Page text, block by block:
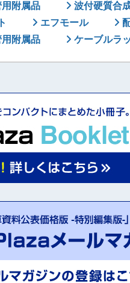
附属品 波付硬質合
エフモール
附属品 ケーブルラ